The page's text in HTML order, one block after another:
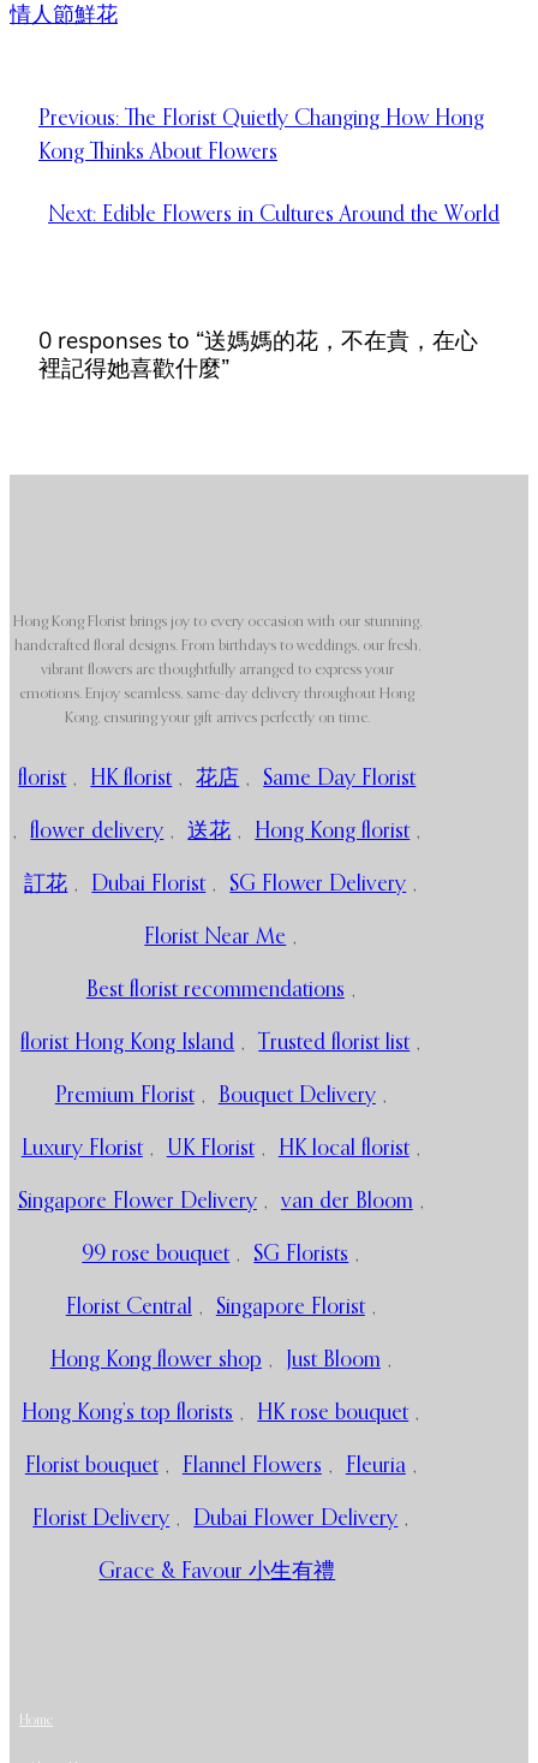
情人節鮮花
Previous: The Florist Quietly Changing How Hong
Kong Thinks About Flowers
Next: Edible Flowers in Cultures Around the World
0 responses to “送媽媽的花，不在貴，在心
裡記得她喜歡什麼”
Hong Kong Florist brings joy to every occasion with our stunning,
handcrafted floral designs. From birthdays to weddings, our fresh,
vibrant flowers are thoughtfully arranged to express your
emotions. Enjoy seamless, same-day delivery throughout Hong
Kong, ensuring your gift arrives perfectly on time.
florist , HK florist , 花店 , Same Day Florist
, flower delivery , 送花 , Hong Kong florist ,
訂花 , Dubai Florist , SG Flower Delivery ,
Florist Near Me ,
Best florist recommendations ,
florist Hong Kong Island , Trusted florist list ,
Premium Florist , Bouquet Delivery ,
Luxury Florist , UK Florist , HK local florist ,
Singapore Flower Delivery , van der Bloom ,
99 rose bouquet , SG Florists ,
Florist Central , Singapore Florist ,
Hong Kong flower shop , Just Bloom ,
Hong Kong’s top florists , HK rose bouquet ,
Florist bouquet , Flannel Flowers , Fleuria ,
Florist Delivery , Dubai Flower Delivery ,
Grace & Favour 小生有禮
Home